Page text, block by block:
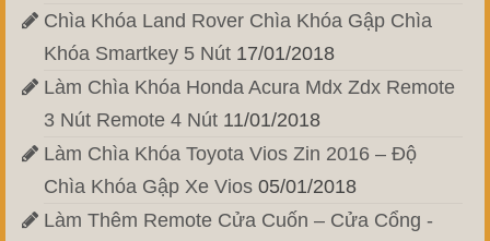
Chìa Khóa Land Rover Chìa Khóa Gập Chìa
Khóa Smartkey 5 Nút 17/01/2018
Làm Chìa Khóa Honda Acura Mdx Zdx Remote
3 Nút Remote 4 Nút 11/01/2018
Làm Chìa Khóa Toyota Vios Zin 2016 – Độ
Chìa Khóa Gập Xe Vios 05/01/2018
Làm Thêm Remote Cửa Cuốn – Cửa Cổng -